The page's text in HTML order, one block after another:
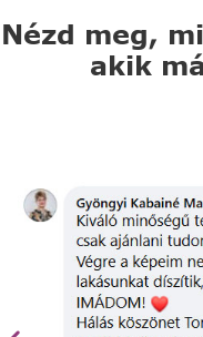
Nézd meg,
akik